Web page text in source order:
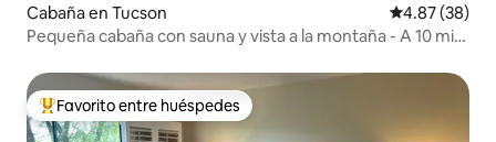
Cabaña en Tucson Calificación
4.87 (38)
Pequeña cabaña con sauna y vista a la montaña - A 10 min
Favorito entre huéspedes preferido
Favorito entre huéspedes